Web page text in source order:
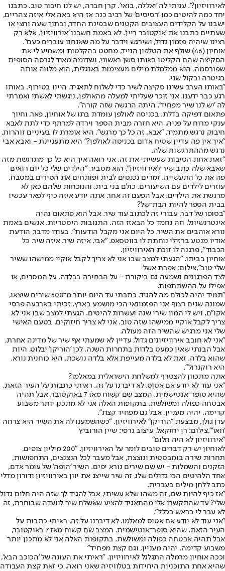
לאירוויזיון?'. עניתי לה 'יאללה, בואי'. קרן חברה, יש לנו חיבור טוב. כתבנו
יחד כמה להיטים כמו 'רסיסים' של רביב כנר. אז היא באה אלי איזה צהריים,
ישבנו על הקלידים העצובים הקטנים שבפינת החדר, ובתוך שעה וחצי או
שעתיים כתבנו את 'אוקטובר ריין'. לא באמת חשבנו 'אירוויזיון', אלא רק
רצינו שיהיה פזמון גדול, ושירגש וידבר על מה שאנחנו עוברים כעם".
אוחיון (46) שולף את הטלפון הנייד, מחטט בהקלטות ומשמיע לי את
הסקיצה שהם הקליטו באותו סשן ראשוני, ושדומה מאוד לגרסה הסופית
שפורסמה. היא ממלמלת מילים מעצימות באנגלית, הוא מלווה אותה
בגיטרה ובקול שני.
"באותו הערב עשינו סקיצה לשיר כדי לשלוח לתאגיד. היינו בטירוף. באותו
רגע כבר ידענו. אני זוכר שעליתי למעלה מהאולפן, ניגשתי לאשתי ואמרתי
לה 'יש לנו שיר מפחיד'. היתה הרגשה שזה קורה".
פתאום דפיקה בדלת. בכניסה לאולפן עומדת בתו של אוחיון, פאר, וחיוך
ענקי מרוח על פניה. היא חזרה מבית הספר וירדה למרתף כדי לתת לאבא
חיבוק נרגש מתמיד. "אבא, זה כל כך מרגש", היא אומרת לו בעיניים זוהרות.
"איך אין פה עדיין שטיח אדום בכניסה לאולפן?" היא מתעניינת - ואבא אבי
נרגש מההתרגשות שלה.
"זאת אחת הסיבות שעשיתי את זה. אני רואה איך היא כל כך מתרגשת מזה
שאבא שלה כתב שיר לאירוויזיון", הוא מסביר. "הילדים שלי כל יום רואים
פה את כל התעשייה. זמרים נכנסים לבית ופותחים את הסירים במטבח,
עוזרים לילדים עם השיעורים. כולם בני בית, והנוכחות שלהם כאן לא
מרגשת את הילדים. אבל הפעם זה אחר. אתה יודע איזה כיף לפאר עכשיו
בבית הספר להיות הבת־של?
"בסופו של דבר, עבורי זה לכתוב עוד שיר. אבל הוא פתאום נהיה
אינטרנשיונל, וזה נחמד כל הבאזז הזה. התגובות היסטריות. אנשים באמת
נורא אוהבים את השיר. כל היום אני מקבל הודעות". בעודו מדבר, הודעת
אודיו מנטע ברזילי נוחתת לו בווטסאפ. "אבי, איזה שיר. איזה שיר. כל
הכבוד", פרגנה לו זוכת האירוויזיון.
אוחיון בביתו. "הגעתי למצב שבו אני לא צריך לקבל אוקיי ממישהו ששיר
שלי טוב",צילום: אפרת אשל
לצד הפרגונים נשמעה גם ביקורת - על הבחירה בבלדה, על המסרים, או
אפילו על ההשתתפות.
"תמיד יהיה לכולם מה להגיד. כתבתי עד היום יותר מ־500 שירים שיצאו,
שמונה שנים רצוף אני הפזמונאי הכי מושמע בארץ, זכיתי בארבעה פרסי
אקו"ם, ויש לי המון שירי שנה ועשרות להיטים. הגעתי למצב שבו אני לא
צריך לקבל אוקיי ממישהו שזה טוב. אני לא צריך חיזוקים. בטעם האישי
שלי אני מרגיש שהשיר הזה מעולה.
"אני לא חובב אירוויזיונים גדול, עדיין לא שמעתי אף שיר של מדינה אחרת,
אבל הבנתי שאין כמעט בלדות בתחרות השנה. לכן 'הוריקן' יבלוט, היות
שהוא בלדה. זאת לא בלדה מעייפת אלא בלדה נושכת. היא כוחנית נורא.
היא רוקנרול".
אתה מתכוון להצטרף למשלחת הישראלית במאלמו?
"אני עוד לא יודע אם אטוס. לא דיברנו על זה. ראיתי כתבות על העיר הזאת,
שהיא סופר־אנטישמית. המצב שם קשוח מאז 7 באוקטובר, אבל תהיה
אבטחה כפולה ומשולשת. בתקופות האלה אני לא מתכנן יותר משבוע
קדימה. יהיה מעניין, אבל גם מפחיד קצת".
עדן גולן, מבצעת "הוריקן" לאירוויזיון. "כשהשמענו לה את השיר היא צרחה
'וואו'",צילום: רן יחזקאל, עיצוב גרפי: שיין הורוביץ
"אירוויזיון לא היה חלום"
לאוחיון יש רק דברים טובים לומר על האירוויזיון. "200 מיליון צופים,
תחרות שירה בומבסטית ונוצצת, אבל מעבר לכל הנצנצים, התחפושות,
הזקנים והשמלות - יש שם שירים נורא יפים. השיר 'הופה' של עומר אדם,
אחד הלהיטים הכי גדולים שלו, זה שיר שייצג את יוון באירוויזיון ודורון מדלי
כתב ללחן מילים בעברית.
"אז כיף להיות שם, זה משהו שלא עשיתי, אבל להגיד לך שזה היה חלום גדול
שלי? עד שהתקשרו אלי מהתאגיד להציע שאשלח שיר לוועדה שבוחרת, זה
לא עבר לי בראש בכלל".
"אני עוד לא יודע אם אטוס למאלמו. לא דיברנו על זה. ראיתי כתבות על
העיר הזאת, שהיא סופר־אנטישמית. המצב שם קשוח מאז 7 באוקטובר,
אבל תהיה אבטחה כפולה ומשולשת. בתקופות האלה אני לא מתכנן יותר
משבוע קדימה. יהיה מעניין, וגם קצת מפחיד"
וככה אוחיון מרמלה התגלגל לאירוויזיון. "ראיתי את העונה של 'הכוכב הבא',
שהיא אחת התוכניות היחידות בטלוויזיה שאני רואה, כי זאת קצת העבודה